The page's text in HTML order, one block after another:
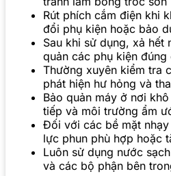
Rút phích cắm điện khi
đổi phụ kiện hoặc bảo
Sau khi sử dụng, xả hết
quản các phụ kiện đúng
Thường xuyên kiểm tra
phát hiện hư hỏng và
Bảo quản máy ở nơi
tiếp và môi trường ẩm
Đối với các bề mặt
lực phun phù hợp hoặc
Luôn sử dụng nước
và các bộ phận bên